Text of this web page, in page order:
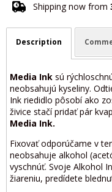
Shipping now from
Description
Media Ink sú
neobsahujú kyseliny.
Ink riedidlo pôsobí ako
živice stačí pridať pár
Media Ink.
Fixovať odporúčame v
neobsahuje alkohol
vyschnúť. Svoje Alkohol
žiareniu, predídete